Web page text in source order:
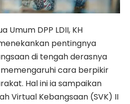
Umum DPP LDII, KH
pentingnya
di tengah derasnya
cara berpikir
Hal ini ia sampaikan
Virtual Kebangsaan (SVK) II